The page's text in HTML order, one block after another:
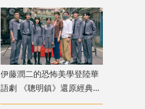
伊藤潤二的恐怖美學登陸華
語劇 《聰明鎮》還原經典角
色卻掀兩極評價